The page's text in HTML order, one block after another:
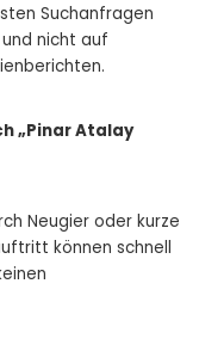
Suchanfragen
nicht auf
„Pinar Atalay
Neugier oder kurze
können schnell